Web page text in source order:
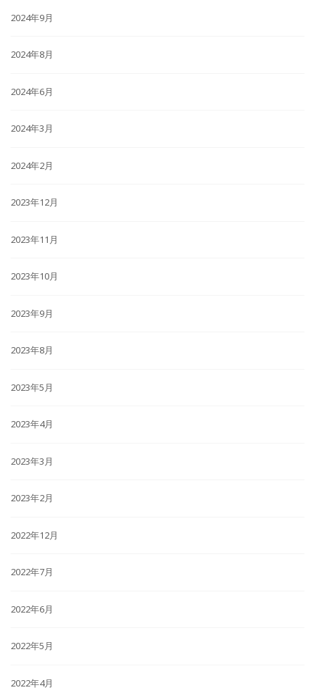
2024年9月
2024年8月
2024年6月
2024年3月
2024年2月
2023年12月
2023年11月
2023年10月
2023年9月
2023年8月
2023年5月
2023年4月
2023年3月
2023年2月
2022年12月
2022年7月
2022年6月
2022年5月
2022年4月